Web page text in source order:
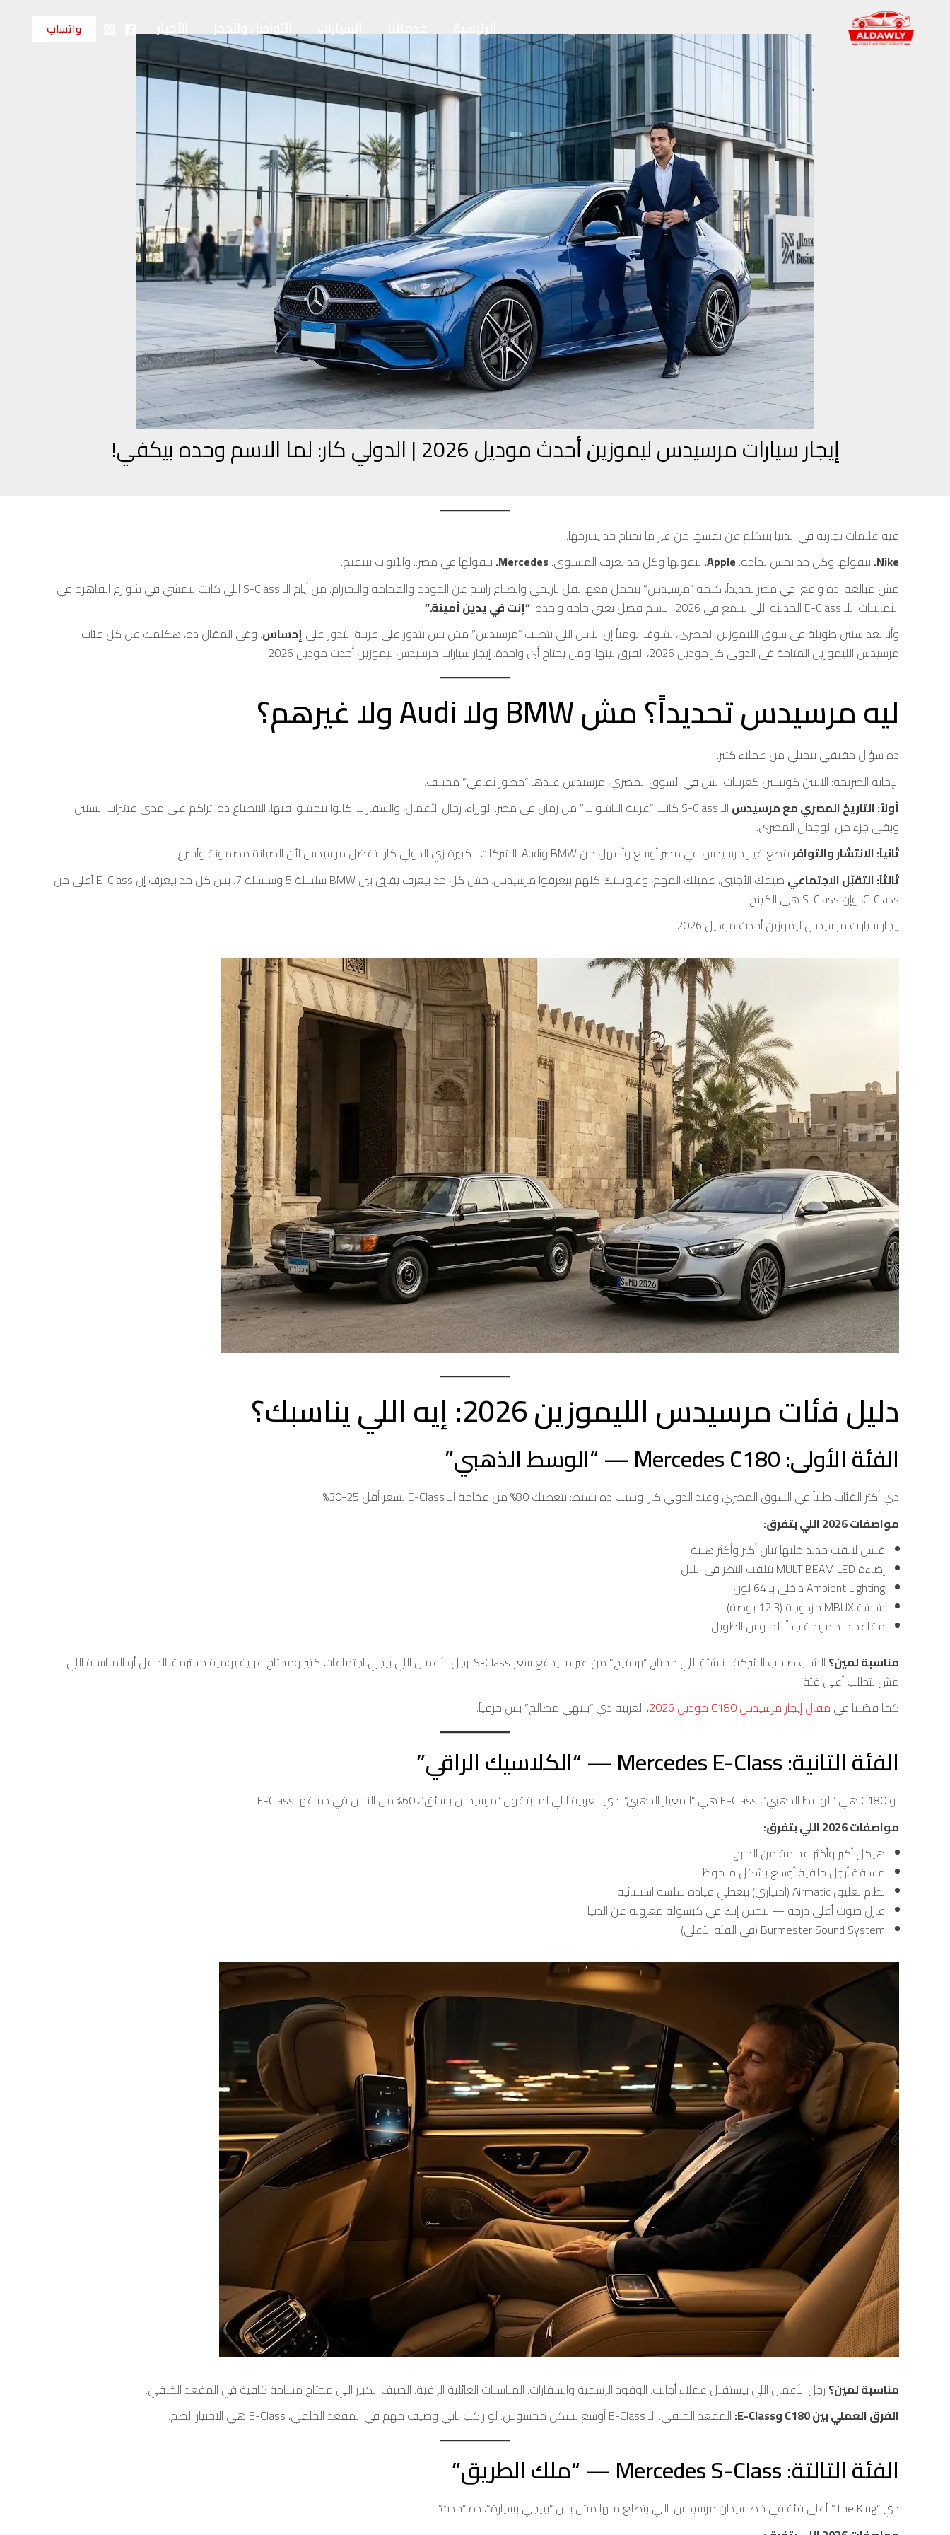
المحتوى
الرئيسية خدماتنا السيارات التواصل والحجز الأخبار واتساب
إيجار سيارات مرسيدس ليموزين أحدث موديل 2026 | الدولي كار: لما الاسم وحده بيكفي!
فيه علامات تجارية في الدنيا بتتكلم عن نفسها من غير ما تحتاج حد يشرحها.
Nike. بتقولها وكل حد يحس بحاجة.Apple. بتقولها وكل حد يعرف المستوى. Mercedes. بتقولها في مصر.. والأبواب بتتفتح.
مش مبالغة. ده واقع. في مصر تحديداً، كلمة “مرسيدس” بتحمل معها ثقل تاريخي وانطباع راسخ عن الجودة والفخامة والاحترام. من أيام الـ S-Class اللي كانت بتمشي في شوارع القاهرة في
الثمانينات، للـ E-Class الحديثة اللي بتلمع في 2026، الاسم فضل يعني حاجة واحدة:
“إنت في يدين أمينة.”
وأنا بعد سنين طويلة في سوق الليموزين المصري، بشوف يومياً إن الناس اللي بتطلب “مرسيدس” مش بس بتدور على عربية. بتدور على إحساس. وفي المقال ده، هكلمك عن كل فئات
مرسيدس الليموزين المتاحة في الدولي كار موديل 2026، الفرق بينها، ومن يحتاج أي واحدة. إيجار سيارات مرسيدس ليموزين أحدث موديل 2026
ليه مرسيدس تحديداً؟ مش BMW ولا Audi ولا غيرهم؟
ده سؤال حقيقي بيجيلي من عملاء كتير.
الإجابة الصريحة: الاتنين كويسين كعربيات. بس في السوق المصري، مرسيدس عندها “حضور ثقافي” مختلف.
أولاً: التاريخ المصري مع مرسيدس
الـ S-Class كانت “عربية الباشوات” من زمان في مصر. الوزراء، رجال الأعمال، والسفارات كانوا بيمشوا فيها. الانطباع ده اتراكم على مدى عشرات السنين
وبقى جزء من الوجدان المصري.
ثانياً: الانتشار والتوافرقطع غيار مرسيدس في مصر أوسع وأسهل من BMW وAudi. الشركات الكبيرة زي الدولي كار بتفضل مرسيدس لأن الصيانة مضمونة وأسرع.
ثالثاً: التقبّل الاجتماعي
ضيفك الأجنبي، عميلك المهم، وعروستك كلهم بيعرفوا مرسيدس. مش كل حد بيعرف يفرق بين BMW سلسلة 5 وسلسلة 7. بس كل حد بيعرف إن E-Class أعلى من
C-Class، وإن S-Class هي الكينج.
إيجار سيارات مرسيدس ليموزين أحدث موديل 2026
دليل فئات مرسيدس الليموزين 2026: إيه اللي يناسبك؟
الفئة الأولى: Mercedes C180 — “الوسط الذهبي”
دي أكتر الفئات طلباً في السوق المصري وعند الدولي كار. وسبب ده بسيط: بتعطيك 80% من فخامة الـ E-Class بسعر أقل 25-30%.
مواصفات 2026 اللي بتفرق:
فيس لايفت جديد خليها تبان أكبر وأكثر هيبة
إضاءة MULTIBEAM LED بتلفت النظر في الليل
Ambient Lighting داخلي بـ 64 لون
شاشة MBUX مزدوجة (12.3 بوصة)
مقاعد جلد مريحة جداً للجلوس الطويل
مناسبة لمين؟
الشاب صاحب الشركة الناشئة اللي محتاج “برستيج” من غير ما يدفع سعر S-Class. رجل الأعمال اللي بيجي اجتماعات كتير ومحتاج عربية يومية محترمة. الحفل أو المناسبة اللي
مش بتطلب أعلى فئة.
كما فصّلنا في مقال إيجار مرسيدس C180 موديل 2026 ، العربية دي “بتنهي مصالح” بس حرفياً.
الفئة التانية: Mercedes E-Class — “الكلاسيك الراقي”
لو C180 هي “الوسط الذهبي”، E-Class هي “المعيار الذهبي”. دي العربية اللي لما بتقول “مرسيدس بسائق”، 60% من الناس في دماغها E-Class.
مواصفات 2026 اللي بتفرق:
هيكل أكبر وأكثر فخامة من الخارج
مسافة أرجل خلفية أوسع بشكل ملحوظ
نظام تعليق Airmatic (اختياري) بيعطي قيادة سلسة استثنائية
عازل صوت أعلى درجة — بتحس إنك في كبسولة معزولة عن الدنيا
Burmester Sound System (في الفئة الأعلى)
مناسبة لمين؟ رجل الأعمال اللي بيستقبل عملاء أجانب. الوفود الرسمية والسفارات. المناسبات العائلية الراقية. الضيف الكبير اللي محتاج مساحة كافية في المقعد الخلفي.
الفرق العملي بين C180 وE-Class:
المقعد الخلفي. الـ E-Class أوسع بشكل محسوس. لو راكب تاني وضيف مهم في المقعد الخلفي، E-Class هي الاختيار الصح.
الفئة التالتة: Mercedes S-Class — “ملك الطريق”
دي “The King”. أعلى فئة في خط سيدان مرسيدس. اللي بتطلع منها مش بس “بييجي بسيارة”، ده “حدث”.
Post
navigation